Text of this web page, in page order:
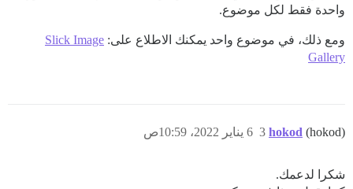
واحدة فقط لكل موضوع.
ومع ذلك، في موضوع واحد يمكنك الاطلاع على: Slick Image
Gallery
hokod (hokod) 6 يناير 2022، 10:59ص 3
شكرا لدعمك.